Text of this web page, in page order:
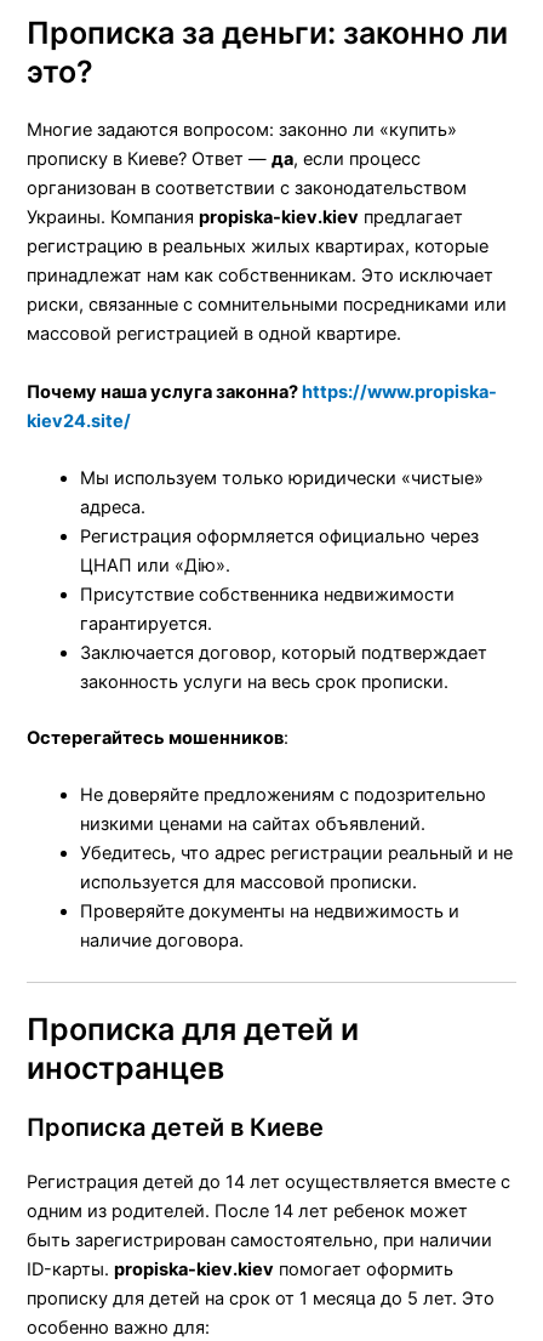
Прописка за деньги: законно ли
это?
Многие задаются вопросом: законно ли «купить»
прописку в Киеве? Ответ —да, если процесс
организован в соответствии с законодательством
Украины. Компанияpropiska-kiev.kiev предлагает
регистрацию в реальных жилых квартирах, которые
принадлежат нам как собственникам. Это исключает
риски, связанные с сомнительными посредниками или
массовой регистрацией в одной квартире.
Почему наша услуга законна?https://www.propiska-
kiev24.site/
Мы используем только юридически «чистые»
адреса.
Регистрация оформляется официально через
ЦНАП или «Дію».
Присутствие собственника недвижимости
гарантируется.
Заключается договор, который подтверждает
законность услуги на весь срок прописки.
Остерегайтесь мошенников:
Не доверяйте предложениям с подозрительно
низкими ценами на сайтах объявлений.
Убедитесь, что адрес регистрации реальный и не
используется для массовой прописки.
Проверяйте документы на недвижимость и
наличие договора.
Прописка для детей и
иностранцев
Прописка детей в Киеве
Регистрация детей до 14 лет осуществляется вместе с
одним из родителей. После 14 лет ребенок может
быть зарегистрирован самостоятельно, при наличии
ID-карты.propiska-kiev.kiev помогает оформить
прописку для детей на срок от 1 месяца до 5 лет. Это
особенно важно для: